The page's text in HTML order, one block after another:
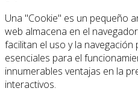
Una "Cookie" es un pequeño
web almacena en el
facilitan el uso y la
esenciales para el
innumerables ventajas en la
interactivos.